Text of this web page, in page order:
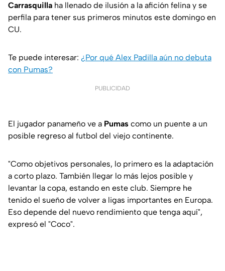
Carrasquilla ha llenado de ilusión a la afición felina y se
perfila para tener sus primeros minutos este domingo en
CU.
Te puede interesar: ¿Por qué Alex Padilla aún no debuta
con Pumas?
PUBLICIDAD
El jugador panameño ve a Pumas como un puente a un
posible regreso al futbol del viejo continente.
"Como objetivos personales, lo primero es la adaptación
a corto plazo. También llegar lo más lejos posible y
levantar la copa, estando en este club. Siempre he
tenido el sueño de volver a ligas importantes en Europa.
Eso depende del nuevo rendimiento que tenga aquí",
expresó el "Coco".